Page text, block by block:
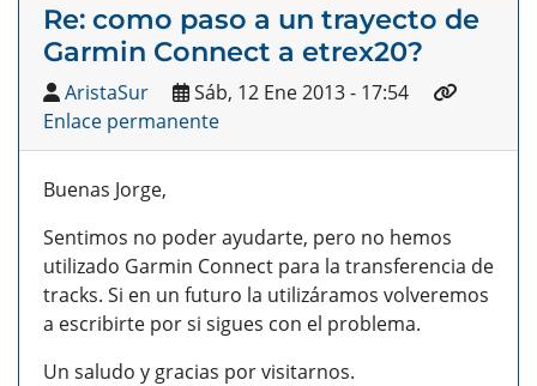
Re: como paso a un trayecto de
Garmin Connect a etrex20?
AristaSur
Sáb, 12 Ene 2013 - 17:54
Enlace permanente
Buenas Jorge,
Sentimos no poder ayudarte, pero no hemos
utilizado Garmin Connect para la transferencia de
tracks. Si en un futuro la utilizáramos volveremos
a escribirte por si sigues con el problema.
Un saludo y gracias por visitarnos.